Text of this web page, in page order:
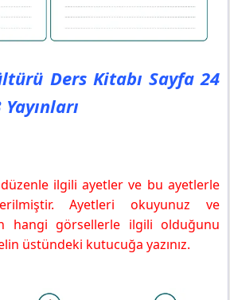
Ders Kitabı Sayfa 24
ilgili ayetler ve bu ayetlerle
Ayetleri okuyunuz ve
hangi görsellerle ilgili olduğunu
üstündeki kutucuğa yazınız.